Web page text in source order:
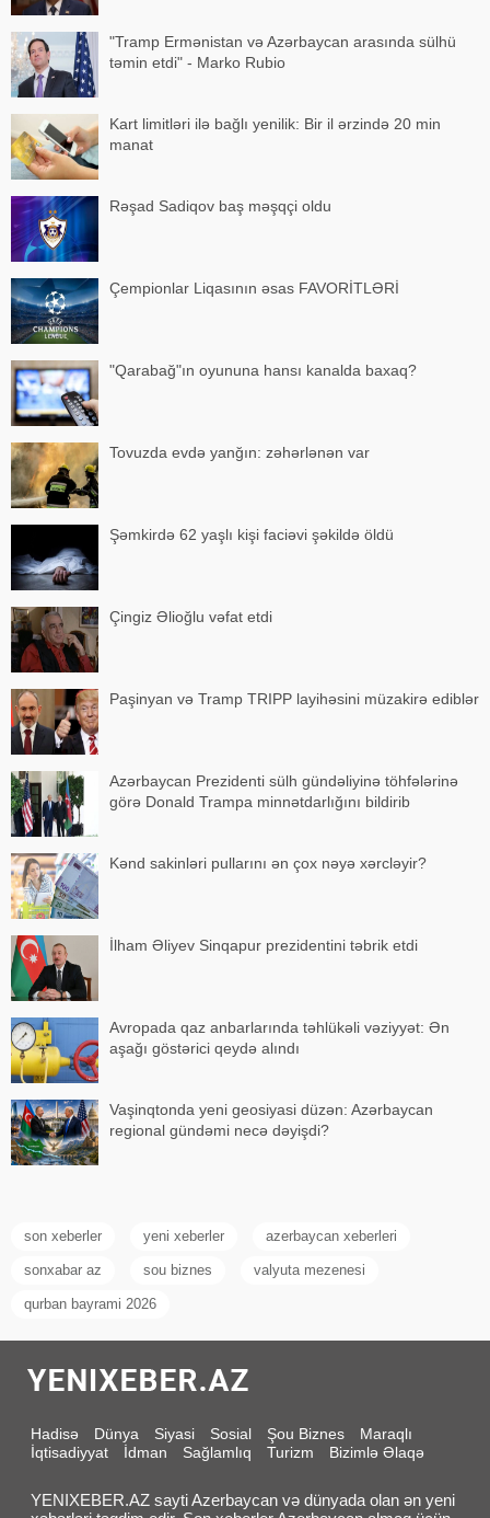
"Tramp Ermənistan və Azərbaycan arasında sülhü
təmin etdi" - Marko Rubio
Kart limitləri ilə bağlı yenilik: Bir il ərzində 20 min
manat
Rəşad Sadiqov baş məşqçi oldu
Çempionlar Liqasının əsas FAVORİTLƏRİ
"Qarabağ"ın oyununa hansı kanalda baxaq?
Tovuzda evdə yanğın: zəhərlənən var
Şəmkirdə 62 yaşlı kişi faciəvi şəkildə öldü
Çingiz Əlioğlu vəfat etdi
Paşinyan və Tramp TRIPP layihəsini müzakirə ediblər
Azərbaycan Prezidenti sülh gündəliyinə töhfələrinə
görə Donald Trampa minnətdarlığını bildirib
Kənd sakinləri pullarını ən çox nəyə xərcləyir?
İlham Əliyev Sinqapur prezidentini təbrik etdi
Avropada qaz anbarlarında təhlükəli vəziyyət: Ən
aşağı göstərici qeydə alındı
Vaşinqtonda yeni geosiyasi düzən: Azərbaycan
regional gündəmi necə dəyişdi?
son xeberler yeni xeberler azerbaycan xeberleri
sonxabar az sou biznes valyuta mezenesi
qurban bayrami 2026
Hadisə Dünya Siyasi Sosial Şou Biznes
Maraqlı
İqtisadiyyat
İdman Sağlamlıq Turizm Bizimlə Əlaqə
YENIXEBER.AZ sayti Azerbaycan və dünyada olan ən yeni